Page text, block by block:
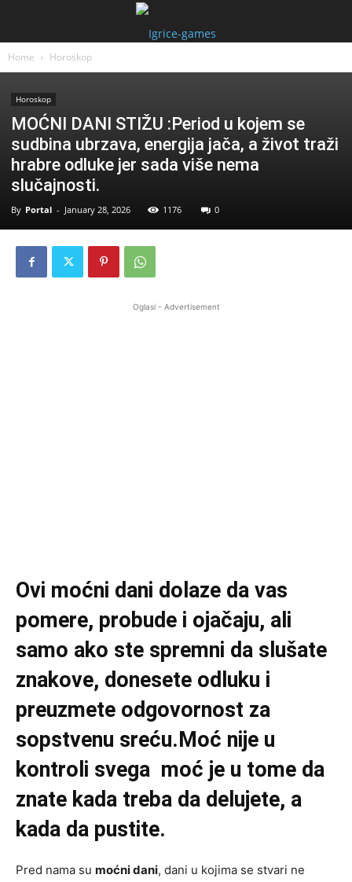
Home Horoskop
Horoskop
MOĆNI DANI STIŽU :Period u kojem se
sudbina ubrzava, energija jača, a život traži
hrabre odluke jer sada više nema
slučajnosti.
By Portal - January 28, 2026 1176 0
Oglasi - Advertisement
Ovi moćni dani dolaze da vas
pomere, probude i ojačaju, ali
samo ako ste spremni da slušate
znakove, donesete odluku i
preuzmete odgovornost za
sopstvenu sreću.Moć nije u
kontroli svega moć je u tome da
znate kada treba da delujete, a
kada da pustite.
Pred nama su moćni dani, dani u kojima se stvari ne